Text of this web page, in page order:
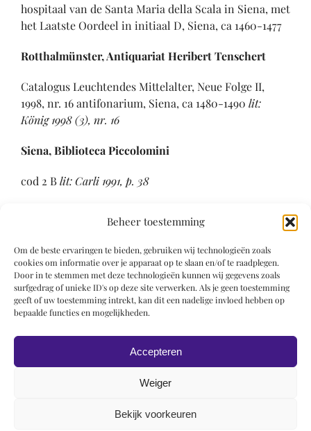
Beheer toestemming
Om de beste ervaringen te bieden, gebruiken wij technologieën zoals
cookies om informatie over je apparaat op te slaan en/of te raadplegen.
Door in te stemmen met deze technologieën kunnen wij gegevens zoals
surfgedrag of unieke ID's op deze site verwerken. Als je geen toestemming
geeft of uw toestemming intrekt, kan dit een nadelige invloed hebben op
bepaalde functies en mogelijkheden.
Accepteren
Weiger
Bekijk voorkeuren
hospitaal van de Santa Maria della Scala in Siena, met
het Laatste Oordeel in initiaal D, Siena, ca 1460-1477
Rotthalmünster, Antiquariat Heribert Tenschert
Catalogus Leuchtendes Mittelalter, Neue Folge II,
1998, nr. 16 antifonarium, Siena, ca 1480-1490 lit:
König 1998 (3), nr. 16
Siena, Biblioteca Piccolomini
cod 2 Blit: Carli 1991, p. 38
Verona en Francesco Rossellilit: Carli 1991, p. 38
Literatuur
Carli 1991, p. 38, kl. Pl. XXXIV-XXXVII
König 1998 (3), nr. 16